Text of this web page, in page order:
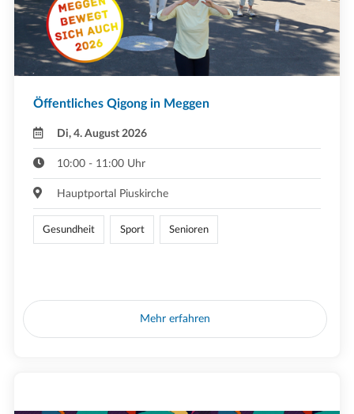
Öffentliches Qigong in Meggen
Di, 4. August 2026
10:00 - 11:00 Uhr
Hauptportal Piuskirche
Gesundheit Sport Senioren
Mehr erfahren